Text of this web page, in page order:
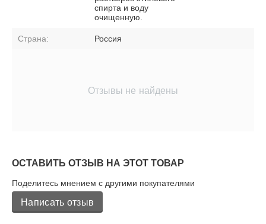
спирта и воду
очищенную.
Страна: Россия
Отзывы не найдены
ОСТАВИТЬ ОТЗЫВ НА ЭТОТ ТОВАР
Поделитесь мнением с другими покупателями
Написать отзыв